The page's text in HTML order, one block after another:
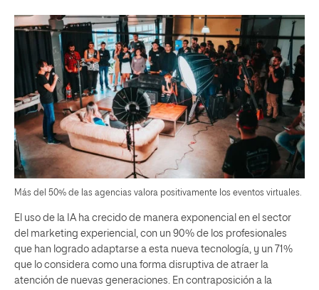
Más del 50% de las agencias valora positivamente los eventos virtuales.
El uso de la IA ha crecido de manera exponencial en el sector
del marketing experiencial, con un 90% de los profesionales
que han logrado adaptarse a esta nueva tecnología, y un 71%
que lo considera como una forma disruptiva de atraer la
atención de nuevas generaciones. En contraposición a la